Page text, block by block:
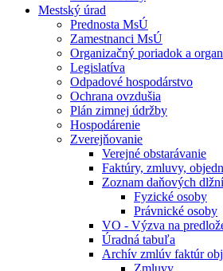
Mestský úrad
Prednosta MsÚ
Zamestnanci MsÚ
Organizačný poriadok a
Legislatíva
Odpadové hospodárstvo
Ochrana ovzdušia
Plán zimnej údržby
Hospodárenie
Zverejňovanie
Verejné obstarávanie
Faktúry, zmluvy,
Zoznam daňových
Fyzické osoby
Právnické osoby
VO - Výzva na
Úradná tabuľa
Archív zmlúv faktúr
Zmluvy